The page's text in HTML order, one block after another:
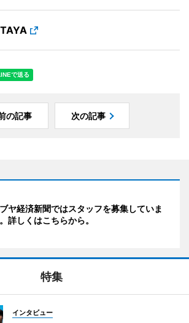
の記事 次の記事
ヤ経済新聞ではスタッフを募集していま
詳しくはこちらから。
特集
インタビュー